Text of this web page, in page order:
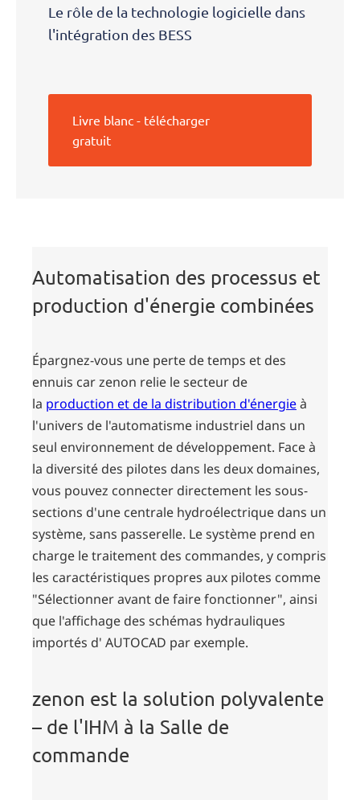
Le rôle de la technologie logicielle dans
l'intégration des BESS
Livre blanc - télécharger
gratuit
Automatisation des processus et
production d'énergie combinées
Épargnez-vous une perte de temps et des
ennuis car zenon relie le secteur de
la production et de la distribution d'énergieà
l'univers de l'automatisme industriel dans un
seul environnement de développement. Face à
la diversité des pilotes dans les deux domaines,
vous pouvez connecter directement les sous-
sections d'une centrale hydroélectrique dans un
système, sans passerelle. Le système prend en
charge le traitement des commandes, y compris
les caractéristiques propres aux pilotes comme
"Sélectionner avant de faire fonctionner", ainsi
que l'affichage des schémas hydrauliques
importés d' AUTOCAD par exemple.
zenon est la solution polyvalente
– de l'IHM à la Salle de
commande